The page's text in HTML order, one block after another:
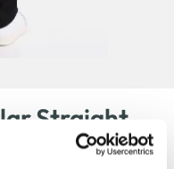
Straight